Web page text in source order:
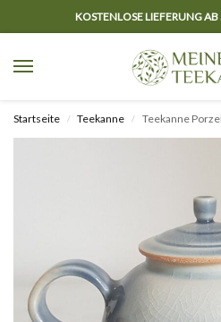
KOSTENLOSE LIEFERUNG
Startseite / Teekanne / Teekanne